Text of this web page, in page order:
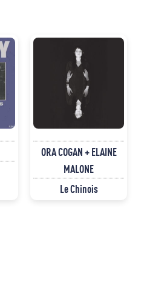
ORA COGAN + ELAINE
MALONE
Le Chinois